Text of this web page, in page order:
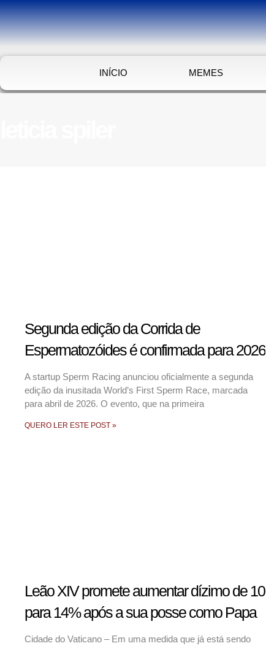
INÍCIO MEMES
Segunda edição da Corrida de
Espermatozóides é confirmada para 2026
A startup Sperm Racing anunciou oficialmente a segunda
edição da inusitada World’s First Sperm Race, marcada
para abril de 2026. O evento, que na primeira
QUERO LER ESTE POST »
Leão XIV promete aumentar dízimo de 10
para 14% após a sua posse como Papa
Cidade do Vaticano – Em uma medida que já está sendo